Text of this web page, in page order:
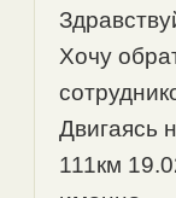
Хочу
Двигаясь
111км